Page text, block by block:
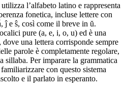
l’alfabeto latino e rappresenta
fonetica, incluse lettere con
ĵ e ŝ, così come il breve in ŭ.
pure (a, e, i, o, u) ed è una
una lettera corrisponde sempre
parole è completamente regolare,
sillaba. Per imparare la grammatica
con questo sistema
e il parlato in esperanto.